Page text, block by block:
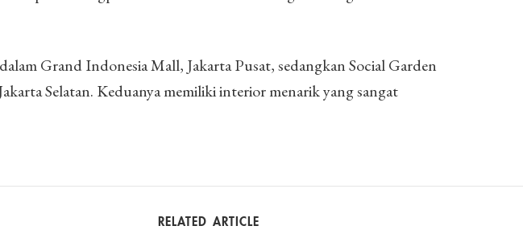
Grand Indonesia Mall, Jakarta Pusat, sedangkan Social Garden
Selatan. Keduanya memiliki interior menarik yang sangat
RELATED ARTICLE